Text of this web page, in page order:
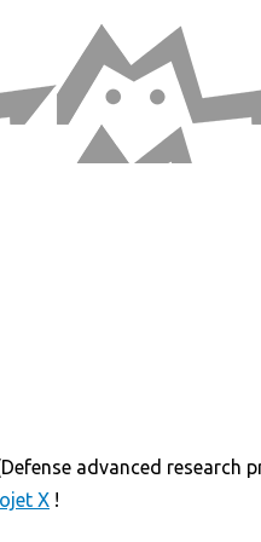
advanced research
X !